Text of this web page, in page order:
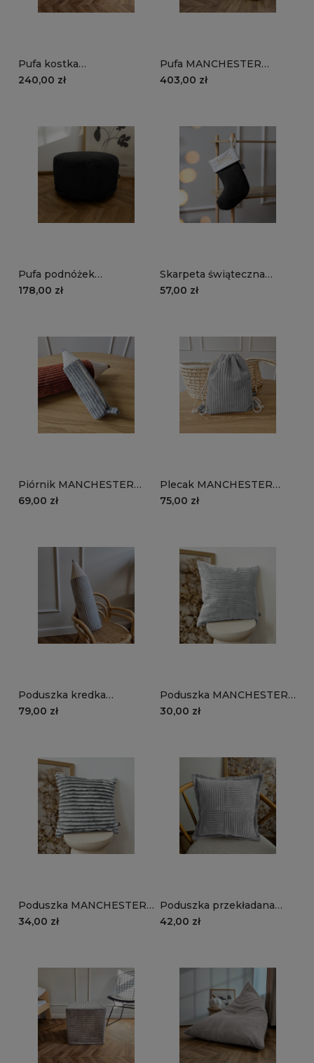
Pufa kostka
MANCHESTER LN100 |
240,00 zł
Pufa MANCHESTER
LN100 | czarny
403,00 zł
Pufa podnóżek
MANCHESTER LN100 |
178,00 zł
Skarpeta świąteczna
MANCHESTER LN100 |
57,00 zł
Piórnik MANCHESTER
LN86 | szary
69,00 zł
Plecak MANCHESTER
LN86 | szary
75,00 zł
Poduszka kredka
MANCHESTER LN86 |
79,00 zł
Poduszka MANCHESTER
LN86 | szary
30,00 zł
Poduszka MANCHESTER
TL86 | szary
34,00 zł
Poduszka przekładana
MANCHESTER LN86 |
42,00 zł